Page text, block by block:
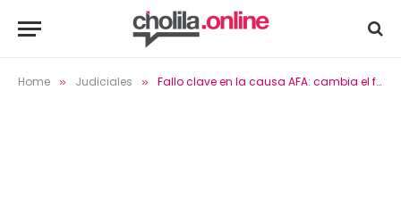
Home » Judiciales » Fallo clave en la causa AFA: cambia el fuero y ordenan acelerar